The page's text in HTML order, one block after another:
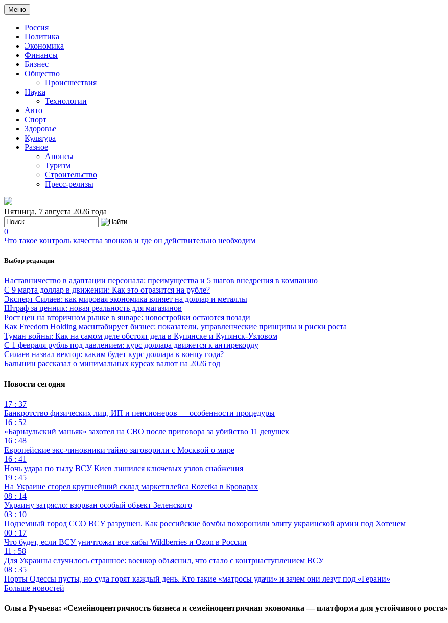
Меню
Россия
Политика
Экономика
Финансы
Бизнес
Общество
Происшествия
Наука
Технологии
Авто
Спорт
Здоровье
Культура
Разное
Анонсы
Туризм
Строительство
Пресс-релизы
Пятница, 7 августа 2026 года
0
Что такое контроль качества звонков и где он действительно необходим
Выбор редакции
Наставничество в адаптации персонала: преимущества и 5 шагов внедрения в компанию
С 9 марта доллар в движении: Как это отразится на рубле?
Эксперт Силаев: как мировая экономика влияет на доллар и металлы
Штраф за ценник: новая реальность для магазинов
Рост цен на вторичном рынке в январе: новостройки остаются позади
Как Freedom Holding масштабирует бизнес: показатели, управленческие принципы и риски роста
Туман войны: Как на самом деле обстоят дела в Купянске и Купянск-Узловом
С 1 февраля рубль под давлением: курс доллара движется к антирекорду
Силаев назвал вектор: каким будет курс доллара к концу года?
Балынин рассказал о минимальных курсах валют на 2026 год
Новости сегодня
17 : 37
Банкротство физических лиц, ИП и пенсионеров — особенности процедуры
16 : 52
«Барнаульский маньяк» захотел на СВО после приговора за убийство 11 девушек
16 : 48
Европейские экс-чиновники тайно заговорили с Москвой о мире
16 : 41
Ночь удара по тылу ВСУ Киев лишился ключевых узлов снабжения
19 : 45
На Украине сгорел крупнейший склад маркетплейса Rozetka в Броварах
08 : 14
Украину затрясло: взорван особый объект Зеленского
03 : 10
Подземный город ССО ВСУ разрушен. Как российские бомбы похоронили элиту украинской армии под Хотенем
00 : 17
Что будет, если ВСУ уничтожат все хабы Wildberries и Ozon в России
11 : 58
Для Украины случилось страшное: военкор объяснил, что стало с контрнаступлением ВСУ
08 : 35
Порты Одессы пусты, но суда горят каждый день. Кто такие «матросы удачи» и зачем они лезут под «Герани»
Больше новостей
Ольга Ручьева: «Семейноцентричность бизнеса и семейноцентричная экономика — платформа для устойчивого роста»